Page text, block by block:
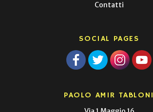
Contatti
SOCIAL PAGES
PAOLO AMIR TABLONI